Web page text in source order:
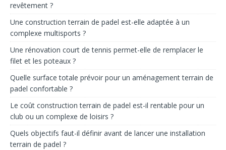
revêtement ?
Une construction terrain de padel est-elle adaptée à un
complexe multisports ?
Une rénovation court de tennis permet-elle de remplacer le
filet et les poteaux ?
Quelle surface totale prévoir pour un aménagement terrain de
padel confortable ?
Le coût construction terrain de padel est-il rentable pour un
club ou un complexe de loisirs ?
Quels objectifs faut-il définir avant de lancer une installation
terrain de padel ?